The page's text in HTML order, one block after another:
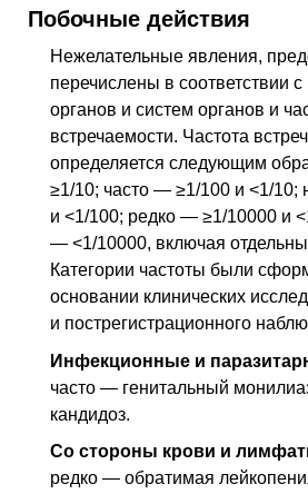
Побочные действия
Нежелательные явления,
перечислены в соответствии
органов и систем органов и
встречаемости. Частота
определяется следующим
≥1/10; часто — ≥1/100 и <1/10;
и <1/100; редко — ≥1/10000 и
— <1/10000, включая
Категории частоты были
основании клинических
и пострегистрационного
Инфекционные и
часто — генитальный
кандидоз.
Со стороны крови и
редко — обратимая